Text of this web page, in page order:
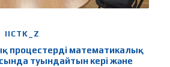
IICTK_Z
процестерді математикалық
туындайтын кері және